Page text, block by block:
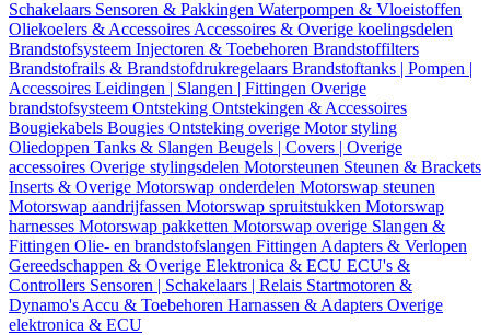
Schakelaars Sensoren & Pakkingen Waterpompen & Vloeistoffen
Oliekoelers & Accessoires Accessoires & Overige koelingsdelen
Brandstofsysteem Injectoren & Toebehoren Brandstoffilters
Brandstofrails & Brandstofdrukregelaars Brandstoftanks | Pompen |
Accessoires Leidingen | Slangen | Fittingen Overige
brandstofsysteem Ontsteking Ontstekingen & Accessoires
Bougiekabels Bougies Ontsteking overige Motor styling
Oliedoppen Tanks & Slangen Beugels | Covers | Overige
accessoires Overige stylingsdelen Motorsteunen Steunen & Brackets
Inserts & Overige Motorswap onderdelen Motorswap steunen
Motorswap aandrijfassen Motorswap spruitstukken Motorswap
harnesses Motorswap pakketten Motorswap overige Slangen &
Fittingen Olie- en brandstofslangen Fittingen Adapters & Verlopen
Gereedschappen & Overige Elektronica & ECU ECU's &
Controllers Sensoren | Schakelaars | Relais Startmotoren &
Dynamo's Accu & Toebehoren Harnassen & Adapters Overige
elektronica & ECU